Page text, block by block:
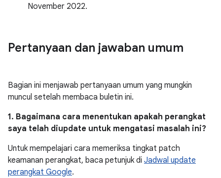
November 2022.
Pertanyaan dan jawaban umum
Bagian ini menjawab pertanyaan umum yang mungkin
muncul setelah membaca buletin ini.
1. Bagaimana cara menentukan apakah perangkat
saya telah diupdate untuk mengatasi masalah ini?
Untuk mempelajari cara memeriksa tingkat patch
keamanan perangkat, baca petunjuk di Jadwal update
perangkat Google.